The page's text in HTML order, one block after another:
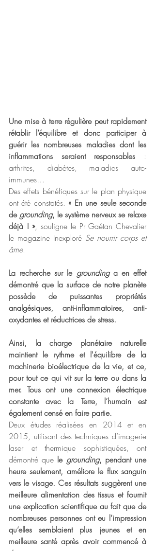
Une mise à terre régulière peut rapidement
rétablir l’équilibre et donc participer à
guérir les nombreuses maladies dont les
inflammations seraient responsables :
arthrites, diabètes, maladies auto-
immunes…
Des effets bénéfiques sur le plan physique
ont été constatés. « En une seule seconde
de grounding, le système nerveux se relaxe
déjà ! », souligne le Pr Gaétan Chevalier
le magazine Inexploré Se nourrir corps et
âme.
La recherche sur le grounding a en effet
démontré que la surface de notre planète
possède de puissantes propriétés
analgésiques, anti-inflammatoires, anti-
oxydantes et réductrices de stress.
Ainsi, la charge planétaire naturelle
maintient le rythme et l'équilibre de la
machinerie bioélectrique de la vie, et ce,
pour tout ce qui vit sur la terre ou dans la
mer. Tous ont une connexion électrique
constante avec la Terre, l’humain est
également censé en faire partie.
Deux études réalisées en 2014 et en
2015, utilisant des techniques d’imagerie
laser et thermique sophistiquées, ont
démontré que le grounding, pendant une
heure seulement, améliore le flux sanguin
vers le visage. Ces résultats suggèrent une
meilleure alimentation des tissus et fournit
une explication scientifique au fait que de
nombreuses personnes ont eu l’impression
qu’elles semblaient plus jeunes et en
meilleure santé après avoir commencé à